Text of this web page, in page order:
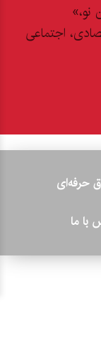
نو،»
اجتماعی
حرفه‌ای
با ما